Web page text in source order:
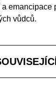
emancipace
vůdců.